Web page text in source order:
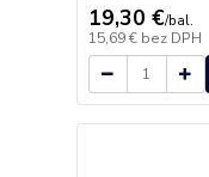
19,30 €/bal.
15,69 € bez DPH